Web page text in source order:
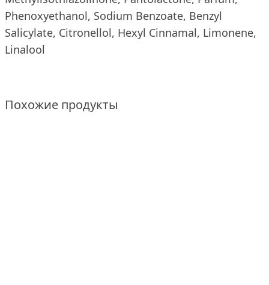
Phenoxyethanol, Sodium Benzoate, Benzyl
Salicylate, Citronellol, Hexyl Cinnamal, Limonene,
Linalool
Похожие продукты